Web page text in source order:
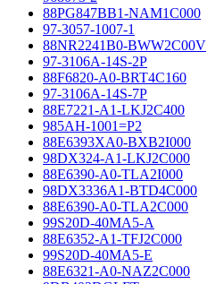
88PG847BB1-NAM1C000
97-3057-1007-1
88NR2241B0-BWW2C00V
97-3106A-14S-2P
88F6820-A0-BRT4C160
97-3106A-14S-7P
88E7221-A1-LKJ2C400
985AH-1001=P2
88E6393XA0-BXB2I000
98DX324-A1-LKJ2C000
88E6390-A0-TLA2I000
98DX3336A1-BTD4C000
88E6390-A0-TLA2C000
99S20D-40MA5-A
88E6352-A1-TFJ2C000
99S20D-40MA5-E
88E6321-A0-NAZ2C000